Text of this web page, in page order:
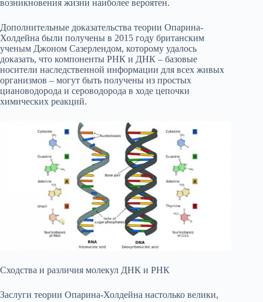
возникновения жизни наиболее вероятен.
Дополнительные доказательства теории Опарина-
Холдейна были получены в 2015 году британским
ученым Джоном Сазерлендом, которому удалось
доказать, что компоненты РНК и ДНК – базовые
носители наследственной информации для всех живых
организмов – могут быть получены из простых
циановодорода и сероводорода в ходе цепочки
химических реакций.
Сходства и различия молекул ДНК и РНК
Заслуги теории Опарина-Холдейна настолько велики,